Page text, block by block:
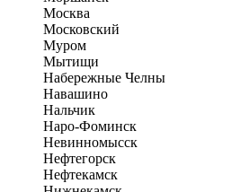
Москва
Московский
Муром
Мытищи
Набережные Челны
Навашино
Нальчик
Наро-Фоминск
Невинномысск
Нефтегорск
Нефтекамск